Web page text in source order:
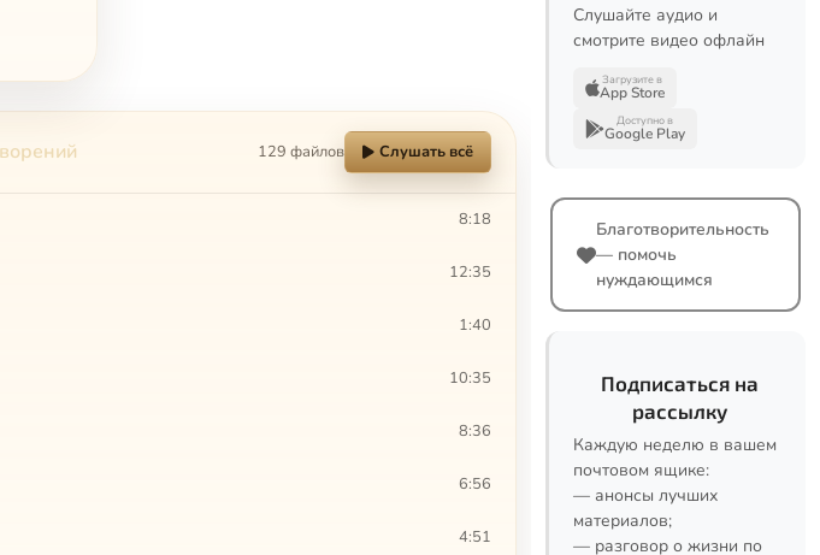
129 файлов Слушать всё
8:18
12:35
1:40
10:35
8:36
6:56
4:51
Слушайте аудио и
смотрите видео офлайн
Загрузите в
App Store
Доступно в
Google Play
Благотворительность
— помочь
нуждающимся
Подписаться на
рассылку
Каждую неделю в вашем
почтовом ящике:
— анонсы лучших
материалов;
— разговор о жизни по